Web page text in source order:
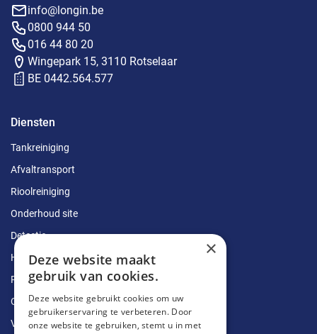
info@longin.be
0800 944 50
016 44 80 20
Wingepark 15, 3110 Rotselaar
BE 0442.564.577
Diensten
Tankreiniging
Afvaltransport
Rioolreiniging
Onderhoud site
Detectie
Herstellingen
Ruimingen
Ontstoppingen
Vetputten
×
Deze website maakt
gebruik van cookies.
Deze website gebruikt cookies om uw
gebruikerservaring te verbeteren. Door
onze website te gebruiken, stemt u in met